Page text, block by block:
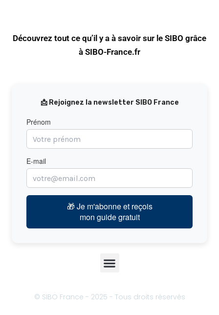
Découvrez tout ce qu’il y a à savoir sur le SIBO grâce
à SIBO-France.fr
📩 Rejoignez la newsletter SIBO France
Prénom
E-mail
🎁 Je m'abonne et reçois
mon guide gratuit
Menu
© SIBO France - 2025 - Tous droits réservés